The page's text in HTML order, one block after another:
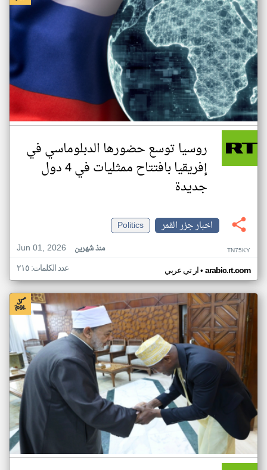
روسيا توسع حضورها الدبلوماسي في
إفريقيا بافتتاح ممثليات في 4 دول
جديدة
اخبار جزر القمر
Politics
Jun 01, 2026
منذ شهرين TN75KY
ار تي عربي• arabic.rt.com عدد الكلمات: ٢١٥